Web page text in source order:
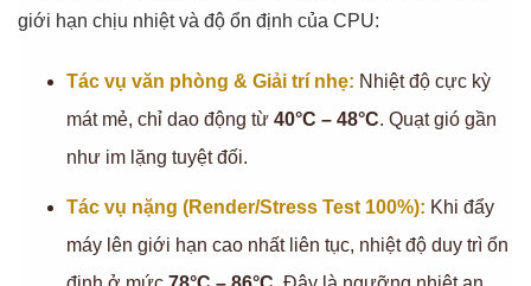
giới hạn chịu nhiệt và độ ổn định của CPU:
Tác vụ văn phòng & Giải trí nhẹ: Nhiệt độ cực kỳ
mát mẻ, chỉ dao động từ 40°C – 48°C. Quạt gió gần
như im lặng tuyệt đối.
Tác vụ nặng (Render/Stress Test 100%): Khi đẩy
máy lên giới hạn cao nhất liên tục, nhiệt độ duy trì ổn